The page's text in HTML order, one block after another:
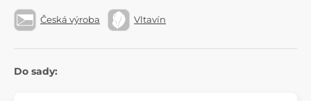
Česká výroba Vltavín
Do sady: